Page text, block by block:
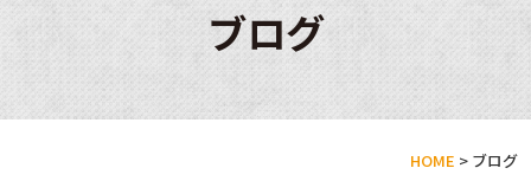
ブログ
HOME > ブログ